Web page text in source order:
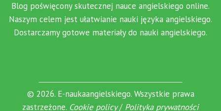
Blog poświęcony skutecznej nauce angielskiego online.
Naszym celem jest ułatwianie nauki języka angielskiego.
Dostarczamy gotowe materiały do nauki angielskiego.
© 2026. E-naukaangielskiego. Wszystkie prawa
zastrzeżone. Cookie policy/Polityka prywatności